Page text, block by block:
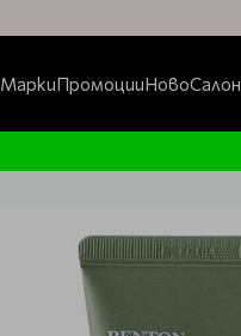
МаркиПромоцииНовоСалон